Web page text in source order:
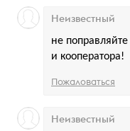
не
и кооператора!
Неизвестный
Пожаловаться
Неизвестный